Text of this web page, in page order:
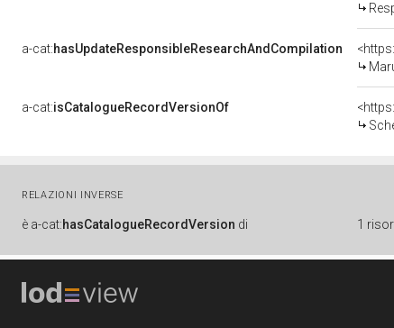
a-cat:hasUpdateResponsibleResearchAndCompilation
a-cat:isCatalogueRecordVersionOf
RELAZIONI INVERSE
è a-cat:hasCatalogueRecordVersion di 1